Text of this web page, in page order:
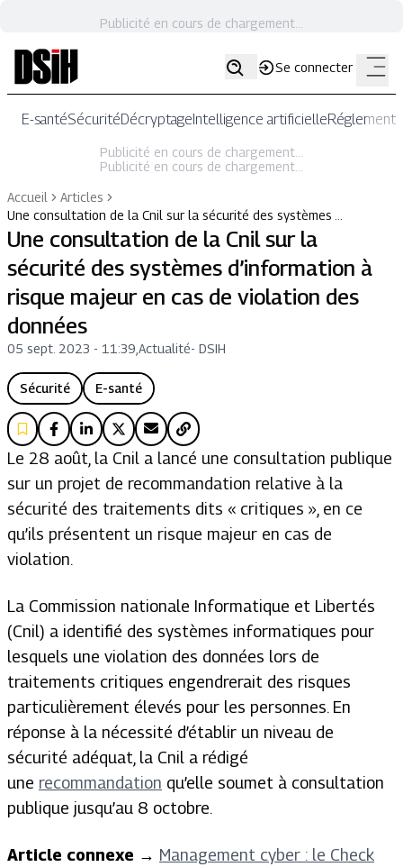
Publicité en cours de chargement...
Se connecter
E-santéSécuritéDécryptageIntelligence artificielle
Publicité en cours de chargement...
Publicité en cours de chargement...
Accueil
Articles
Une consultation de la Cnil sur la sécurité des systèmes …
Une consultation de la Cnil sur la
sécurité des systèmes d’information à
risque majeur en cas de violation des
données
05 sept. 2023 - 11:39 Actualité- DSIH
Sécurité E-santé
Le 28 août, la Cnil a lancé une consultation publique
sur un projet de recommandation relative à la
sécurité des traitements dits « critiques », en ce
qu’ils présentent un risque majeur en cas de
violation.
La Commission nationale Informatique et Libertés
(Cnil) a identifié des systèmes informatiques pour
lesquels une violation des données lors de
traitements critiques engendrerait des risques
particulièrement élevés pour les personnes. En
réponse à la nécessité d’établir un niveau de
sécurité adéquat, la Cnil a rédigé
une recommandation qu’elle soumet à consultation
publique jusqu’au 8 octobre.
Article connexe → Management cyber : le Check